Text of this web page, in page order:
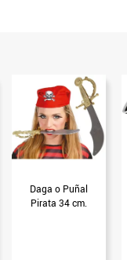
Daga o Puñal
Pirata 34 cm.